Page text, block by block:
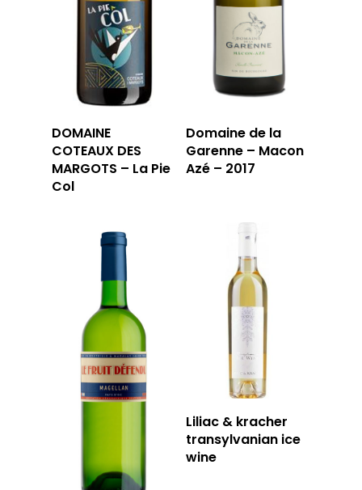
DOMAINE
COTEAUX DES
MARGOTS – La Pie
Col
Domaine de la
Garenne – Macon
Azé – 2017
Liliac & kracher
transylvanian ice
wine
LA TOURNÉE DU
LA CARTE DU
JOUR
RÉSERVER
59 rue Grignan
T: 04 91 33 46 59